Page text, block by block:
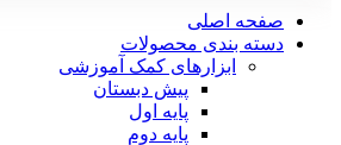
صفحه اصلی
دسته بندی محصولات
ابزارهای کمک آموزشی
پیش دبستان
پایه اول
پایه دوم